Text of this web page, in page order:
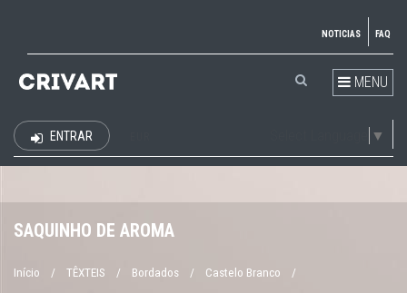
NOTICIAS FAQ
MENU
▼
ENTRAR
SAQUINHO DE AROMA
Início / TÊXTEIS / Bordados / Castelo Branco /